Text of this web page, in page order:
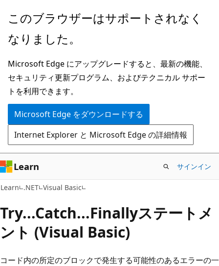
メ
ン
ン
テ
ン
ツ
に
ス
キ
ッ
プ
このブラウザーはサポートされなく
なりました。
Microsoft Edge にアップグレードすると、最新の機能、
セキュリティ更新プログラム、およびテクニカル サポー
トを利用できます。
Microsoft Edge をダウンロードする
Internet Explorer と Microsoft Edge の詳細情報
Learn サインイン
Learn .NET Visual Basic
Try...Catch...Finallyステートメ
ント (Visual Basic)
コード内の所定のブロックで発生する可能性のあるエラーの一